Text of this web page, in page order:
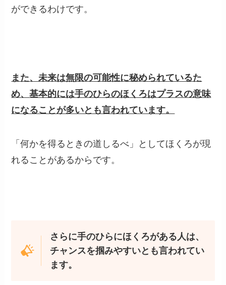
ができるわけです。
また、未来は無限の可能性に秘められているた
め、基本的には手のひらのほくろはプラスの意味
になることが多いとも言われています。
「何かを得るときの道しるべ」としてほくろが現
れることがあるからです。
さらに手のひらにほくろがある人は、
チャンスを掴みやすいとも言われてい
ます。